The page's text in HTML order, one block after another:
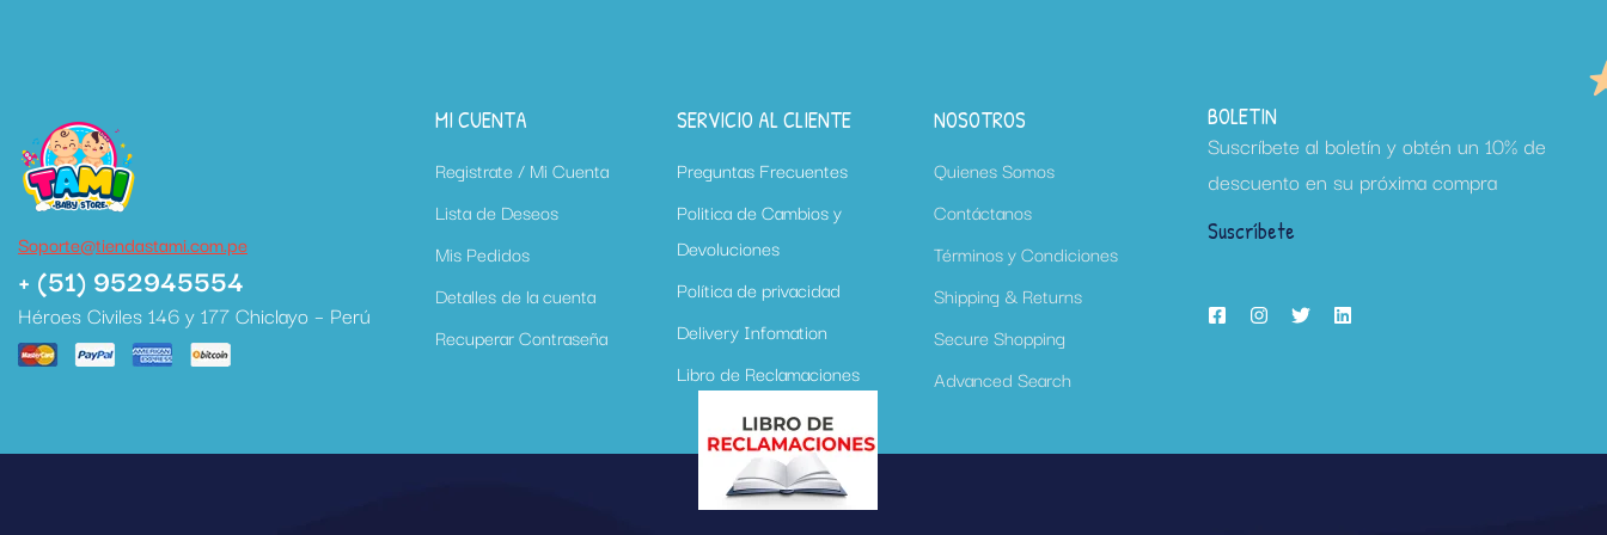
Soporte@tiendastami.com.pe
+ (51) 952945554
Héroes Civiles 146 y 177 Chiclayo – Perú
MI CUENTA
Registrate / Mi Cuenta
Lista de Deseos
Mis Pedidos
Detalles de la cuenta
Recuperar Contraseña
SERVICIO AL CLIENTE
Preguntas Frecuentes
Politica de Cambios y
Devoluciones
Política de privacidad
Delivery Infomation
Libro de Reclamaciones
NOSOTROS
Quienes Somos
Contáctanos
Términos y Condiciones
Shipping & Returns
Secure Shopping
Advanced Search
BOLETIN
Suscríbete al boletín y obtén un 10% de
descuento en su próxima compra
Suscríbete